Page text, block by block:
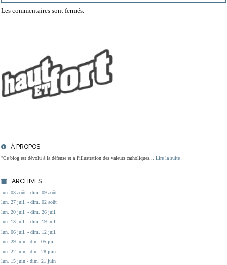
À PROPOS
"Ce blog est dévolu à la défense et à l'illustration des valeurs catholiques... Lire la suite
ARCHIVES
lun. 03 août - dim. 09 août
lun. 27 juil. - dim. 02 août
lun. 20 juil. - dim. 26 juil.
lun. 13 juil. - dim. 19 juil.
lun. 06 juil. - dim. 12 juil.
lun. 29 juin - dim. 05 juil.
lun. 22 juin - dim. 28 juin
lun. 15 juin - dim. 21 juin
Les commentaires sont fermés.